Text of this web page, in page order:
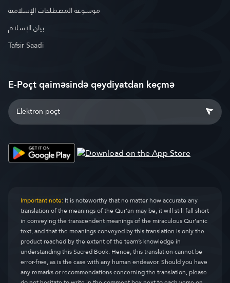
موسوعة المصطلحات الإسلامية
بيان الإسلام
Tafsir Saadi
E-Poçt qaiməsində qeydiyatdan keçmə
Important note:It is noteworthy that no matter how accurate any
translation of the meanings of the Qur’an may be, it will still fall short
in conveying the transcendent meanings of the miraculous Qur’anic
text, and that the meanings conveyed by this translation is only the
product reached by the extent of the team’s knowledge in
understanding this Sacred Book. Hence, this translation cannot be
error-free, as is the case with any human endeavor. Should you have
any remarks or recommendations concerning the translation, please